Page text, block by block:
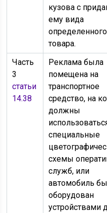
кузова с
ему вида
определенного
товара.
Часть
3
статьи
14.38
Реклама была
помещена на
транспортное
средство, на
должны
специальные
схемы
служб, или
автомобиль
оборудован
устройствами